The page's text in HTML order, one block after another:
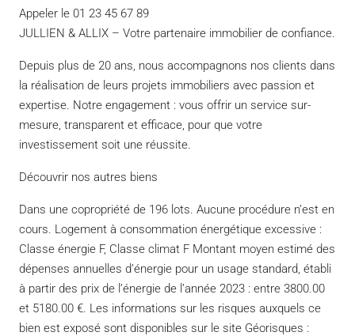
Appeler le 01 23 45 67 89
JULLIEN & ALLIX – Votre partenaire immobilier de confiance.
Depuis plus de 20 ans, nous accompagnons nos clients dans
la réalisation de leurs projets immobiliers avec passion et
expertise. Notre engagement : vous offrir un service sur-
mesure, transparent et efficace, pour que votre
investissement soit une réussite.
Découvrir nos autres biens
Dans une copropriété de 196 lots. Aucune procédure n’est en
cours. Logement à consommation énergétique excessive :
Classe énergie F, Classe climat F Montant moyen estimé des
dépenses annuelles d’énergie pour un usage standard, établi
à partir des prix de l’énergie de l’année 2023 : entre 3800.00
et 5180.00 €. Les informations sur les risques auxquels ce
bien est exposé sont disponibles sur le site Géorisques :